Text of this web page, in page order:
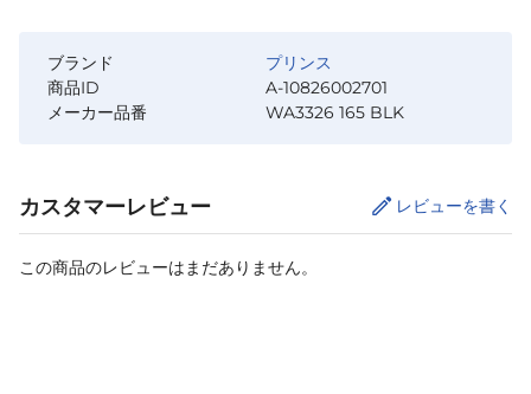
ブランド
プリンス
商品ID
A-10826002701
メーカー品番
WA3326 165 BLK
カスタマーレビュー レビューを書く
この商品のレビューはまだありません。